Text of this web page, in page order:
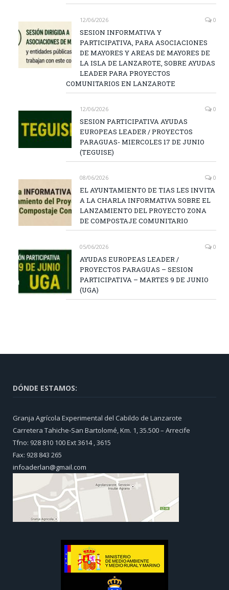
12/06/2026 0
SESION INFORMATIVA Y
PARTICIPATIVA, PARA ASOCIACIONES
DE MAYORES Y AREAS DE MAYORES DE
LA ISLA DE LANZAROTE, SOBRE AYUDAS
LEADER PARA PROYECTOS
COMUNITARIOS EN LANZAROTE
12/06/2026 0
SESION PARTICIPATIVA AYUDAS
EUROPEAS LEADER / PROYECTOS
PARAGUAS- MIERCOLES 17 DE JUNIO
(TEGUISE)
08/06/2026 0
EL AYUNTAMIENTO DE TIAS LES INVITA
A LA CHARLA INFORMATIVA SOBRE EL
LANZAMIENTO DEL PROYECTO ZONA
DE COMPOSTAJE COMUNITARIO
05/06/2026 0
AYUDAS EUROPEAS LEADER /
PROYECTOS PARAGUAS – SESION
PARTICIPATIVA – MARTES 9 DE JUNIO
(UGA)
DÓNDE ESTAMOS:
Granja Agrícola Experimental del Cabildo de Lanzarote
Carretera Tahiche-San Bartolomé, Km. 1, 35.500 – Arrecife
Tfno: 928 810 100 Ext 3614 , 3615
Fax: 928 843 265
infoaderlan@gmail.com